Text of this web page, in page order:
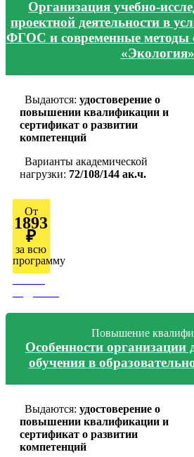
Организация учебно-
проектной деятельности в
ФГОС и современные методы
«Экология»
Выдаются: удостоверение о
повышении квалификации и
сертификат о развитии
компетенций
Варианты академической
нагрузки: 72/108/144 ак.ч.
От
1893
₽
за всю
программу
Повышение
Особенности организации
обучения в
Выдаются: удостоверение о
повышении квалификации и
сертификат о развитии
компетенций